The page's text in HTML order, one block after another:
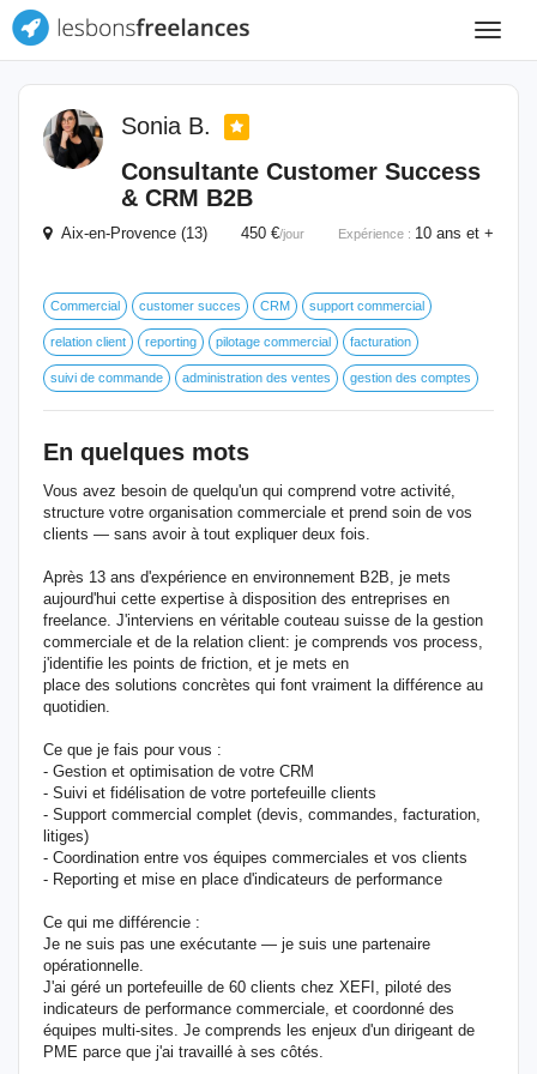
Toggle
Sonia B.
Consultante Customer Success
& CRM B2B
Aix-en-Provence (13) 450 €/jour Expérience : 10 ans et +
Commercial customer succes CRM support commercial
relation client reporting pilotage commercial facturation
suivi de commande administration des ventes gestion des comptes
En quelques mots
Vous avez besoin de quelqu'un qui comprend votre activité,
structure votre organisation commerciale et prend soin de vos
clients — sans avoir à tout expliquer deux fois.
Après 13 ans d'expérience en environnement B2B, je mets
aujourd'hui cette expertise à disposition des entreprises en
freelance. J'interviens en véritable couteau suisse de la gestion
commerciale et de la relation client: je comprends vos process,
j'identifie les points de friction, et je mets en
place des solutions concrètes qui font vraiment la différence au
quotidien.
Ce que je fais pour vous :
- Gestion et optimisation de votre CRM
- Suivi et fidélisation de votre portefeuille clients
- Support commercial complet (devis, commandes, facturation,
litiges)
- Coordination entre vos équipes commerciales et vos clients
- Reporting et mise en place d'indicateurs de performance
Ce qui me différencie :
Je ne suis pas une exécutante — je suis une partenaire
opérationnelle.
J'ai géré un portefeuille de 60 clients chez XEFI, piloté des
indicateurs de performance commerciale, et coordonné des
équipes multi-sites. Je comprends les enjeux d'un dirigeant de
PME parce que j'ai travaillé à ses côtés.